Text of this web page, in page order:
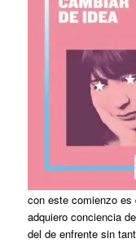
con este comienzo es
adquiero conciencia
del de enfrente sin